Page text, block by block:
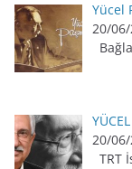
Yücel
20/
20/
TRT